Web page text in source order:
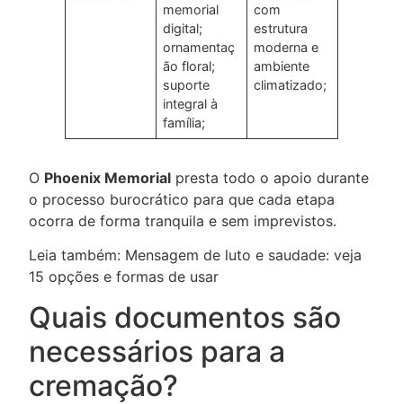
memorial
digital;
ornamentaç
ão floral;
suporte
integral à
família;
com
estrutura
moderna e
ambiente
climatizado;
O Phoenix Memorial presta todo o apoio durante
o processo burocrático para que cada etapa
ocorra de forma tranquila e sem imprevistos.
Leia também: Mensagem de luto e saudade: veja
15 opções e formas de usar
Quais documentos são
necessários para a
cremação?